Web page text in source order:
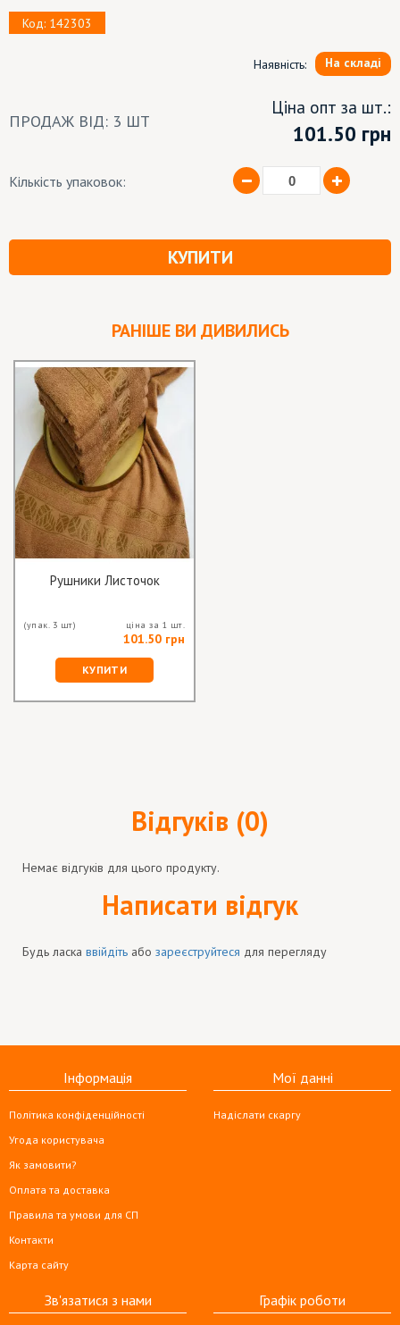
Код: 142303
Наявність: На складі
ПРОДАЖ ВІД: 3 ШТ
Ціна опт за шт.:
101.50 грн
Кількість упаковок:
КУПИТИ
РАНІШЕ ВИ ДИВИЛИСЬ
Рушники Листочок
(упак. 3 шт) ціна за 1 шт.
101.50 грн
КУПИТИ
Відгуків (0)
Немає відгуків для цього продукту.
Написати відгук
Будь ласка ввійдіть або зареєструйтеся для перегляду
Інформація
Політика конфіденційності
Угода користувача
Як замовити?
Оплата та доставка
Правила та умови для СП
Контакти
Карта сайту
Мої данні
Надіслати скаргу
Зв'язатися з нами Графік роботи